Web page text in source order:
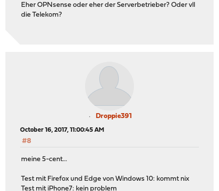
Eher OPNsense oder eher der Serverbetrieber? Oder vll
die Telekom?
Droppie391
October 16, 2017, 11:00:45 AM
#8
meine 5-cent...
Test mit Firefox und Edge von Windows 10: kommt nix
Test mit iPhone7: kein problem